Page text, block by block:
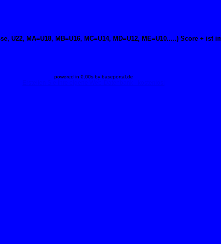
U22, MA=U18, MB=U16, MC=U14, MD=U12, ME=U10.....) Score + ist
powered in 0.00s by baseportal.de